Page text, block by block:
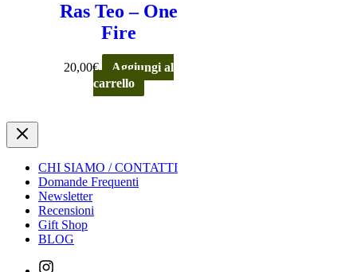
Ras Teo – One
Fire
20,00€
Aggiungi al
carrello
CHI SIAMO / CONTATTI
Domande Frequenti
Newsletter
Recensioni
Gift Shop
BLOG